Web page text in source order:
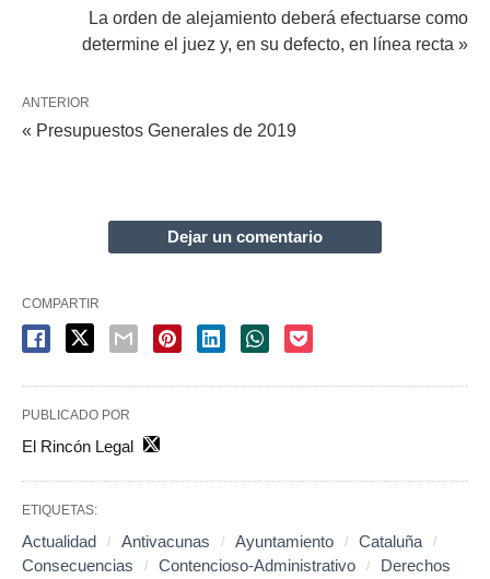
La orden de alejamiento deberá efectuarse como
determine el juez y, en su defecto, en línea recta »
ANTERIOR
« Presupuestos Generales de 2019
Dejar un comentario
COMPARTIR
PUBLICADO POR
El Rincón Legal
ETIQUETAS:
Actualidad Antivacunas Ayuntamiento
Cataluña
Consecuencias
Contencioso-Administrativo
Derechos